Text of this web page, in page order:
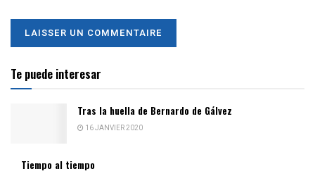
Te puede interesar
Tras la huella de Bernardo de Gálvez
16 JANVIER 2020
Tiempo al tiempo